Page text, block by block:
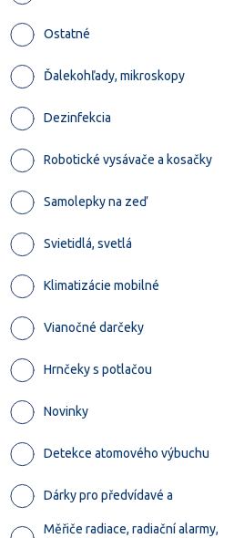
Ostatné
Ďalekohľady, mikroskopy
Dezinfekcia
Robotické vysávače a kosačky
Samolepky na zeď
Svietidlá, svetlá
Klimatizácie mobilné
Vianočné darčeky
Hrnčeky s potlačou
Novinky
Detekce atomového výbuchu
Dárky pro předvídavé a
Měřiče radiace, radiační alarmy,